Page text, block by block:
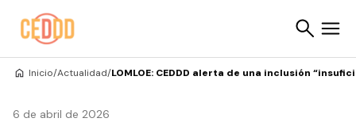
Inicio/Actualidad/LOMLOE: CEDDD alerta de una inclusión
6 de abril de 2026